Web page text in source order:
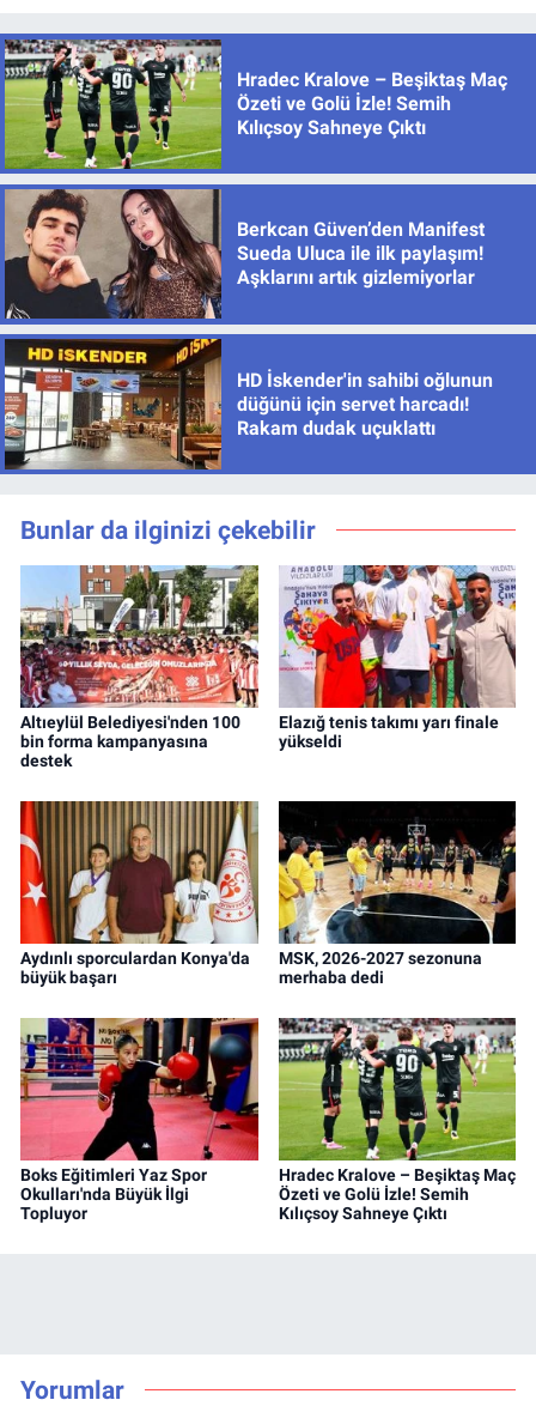
Hradec Kralove – Beşiktaş Maç
Özeti ve Golü İzle! Semih
Kılıçsoy Sahneye Çıktı
Berkcan Güven’den Manifest
Sueda Uluca ile ilk paylaşım!
Aşklarını artık gizlemiyorlar
HD İskender'in sahibi oğlunun
düğünü için servet harcadı!
Rakam dudak uçuklattı
Bunlar da ilginizi çekebilir
Altıeylül Belediyesi'nden 100
bin forma kampanyasına
destek
Elazığ tenis takımı yarı finale
yükseldi
Aydınlı sporculardan Konya'da
büyük başarı
MSK, 2026-2027 sezonuna
merhaba dedi
Boks Eğitimleri Yaz Spor
Okulları'nda Büyük İlgi
Topluyor
Hradec Kralove – Beşiktaş Maç
Özeti ve Golü İzle! Semih
Kılıçsoy Sahneye Çıktı
Yorumlar